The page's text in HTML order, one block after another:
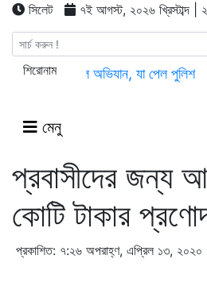
সিলেট ৭ই আগস্ট, ২০২৬ খ্রিস্টাব্দ |
শিরোনাম
ক্রাশার মিলে অভিযান, যা পেল পুলিশ
নৌকা ডুবিতে ২ জনের মৃতদেহ
মেনু
প্রবাসীদের জন্য
কোটি টাকার
প্রকাশিত: ৭:২৬ অপরাহ্ণ, এপ্রিল ১৩, ২০২০